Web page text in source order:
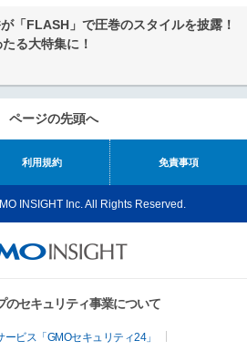
「FLASH」で圧巻のスタイルを披露！
る大特集に！
ページの先頭へ
利用規約 免責事項
INSIGHT Inc. All Rights Reserved.
のセキュリティ事業について
ビス「GMOセキュリティ24」